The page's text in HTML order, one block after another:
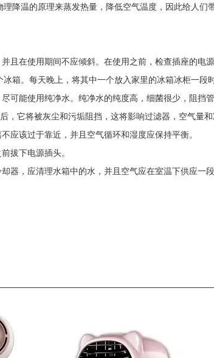
降温的原理来蒸发热量，降低空气温度，因此给人
且在使用期间不应倾斜。在使用之前，检查插座的电
箱。每天晚上，将其中一个放入家里的冰箱冰柜一段
可能使用纯净水。纯净水的纯度高，细菌很少，阻挡
，它将被灰尘和污垢阻挡，这将影响过滤器，空气量
应该过于靠近，并且空气循环和湿度应保持平衡。
拔下电源插头。
器，应清理水箱中的水，并且空气应在室温下供应一